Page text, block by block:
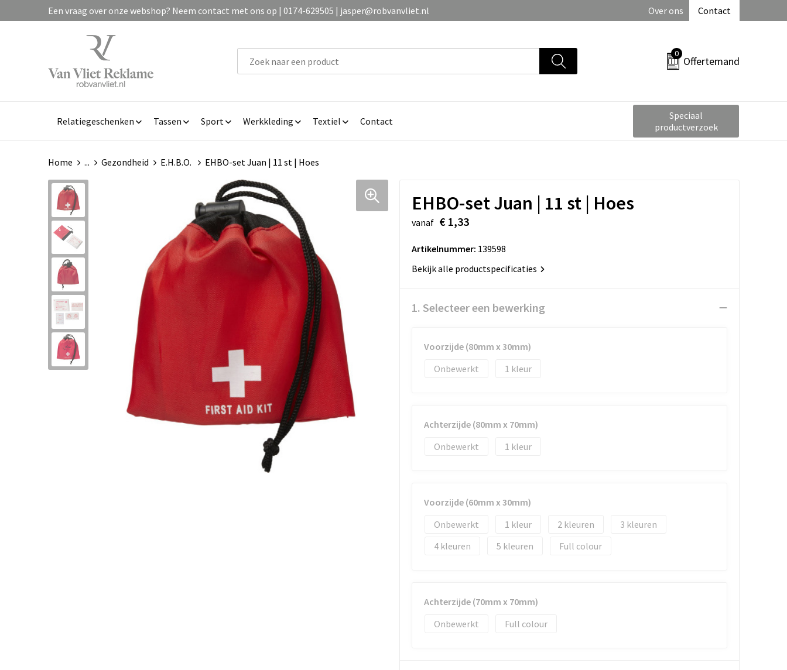
Een vraag over onze webshop? Neem contact met ons op | 0174-629505 | jasper@robvanvliet.nl Over ons Contact
0
Offertemand
Relatiegeschenken Tassen Sport Werkkleding Textiel Contact
Speciaal
productverzoek
Home ... Gezondheid E.H.B.O. EHBO-set Juan | 11 st | Hoes
EHBO-set Juan | 11 st | Hoes
vanaf € 1,33
Artikelnummer: 139598
Bekijk alle productspecificaties
1. Selecteer een bewerking
Voorzijde (80mm x 30mm)
Onbewerkt
1
Achterzijde (80mm x 70mm)
Onbewerkt
1
Voorzijde (60mm x 30mm)
Onbewerkt
1 2
3
4
5 Full colour
Achterzijde (70mm x 70mm)
Onbewerkt
Full colour